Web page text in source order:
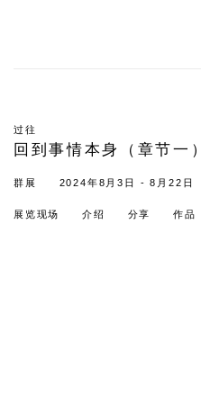
过往
回到事情本身（章节一）
群展 2024年8月3日 - 8月22日
展览现场 介绍 分享 作品